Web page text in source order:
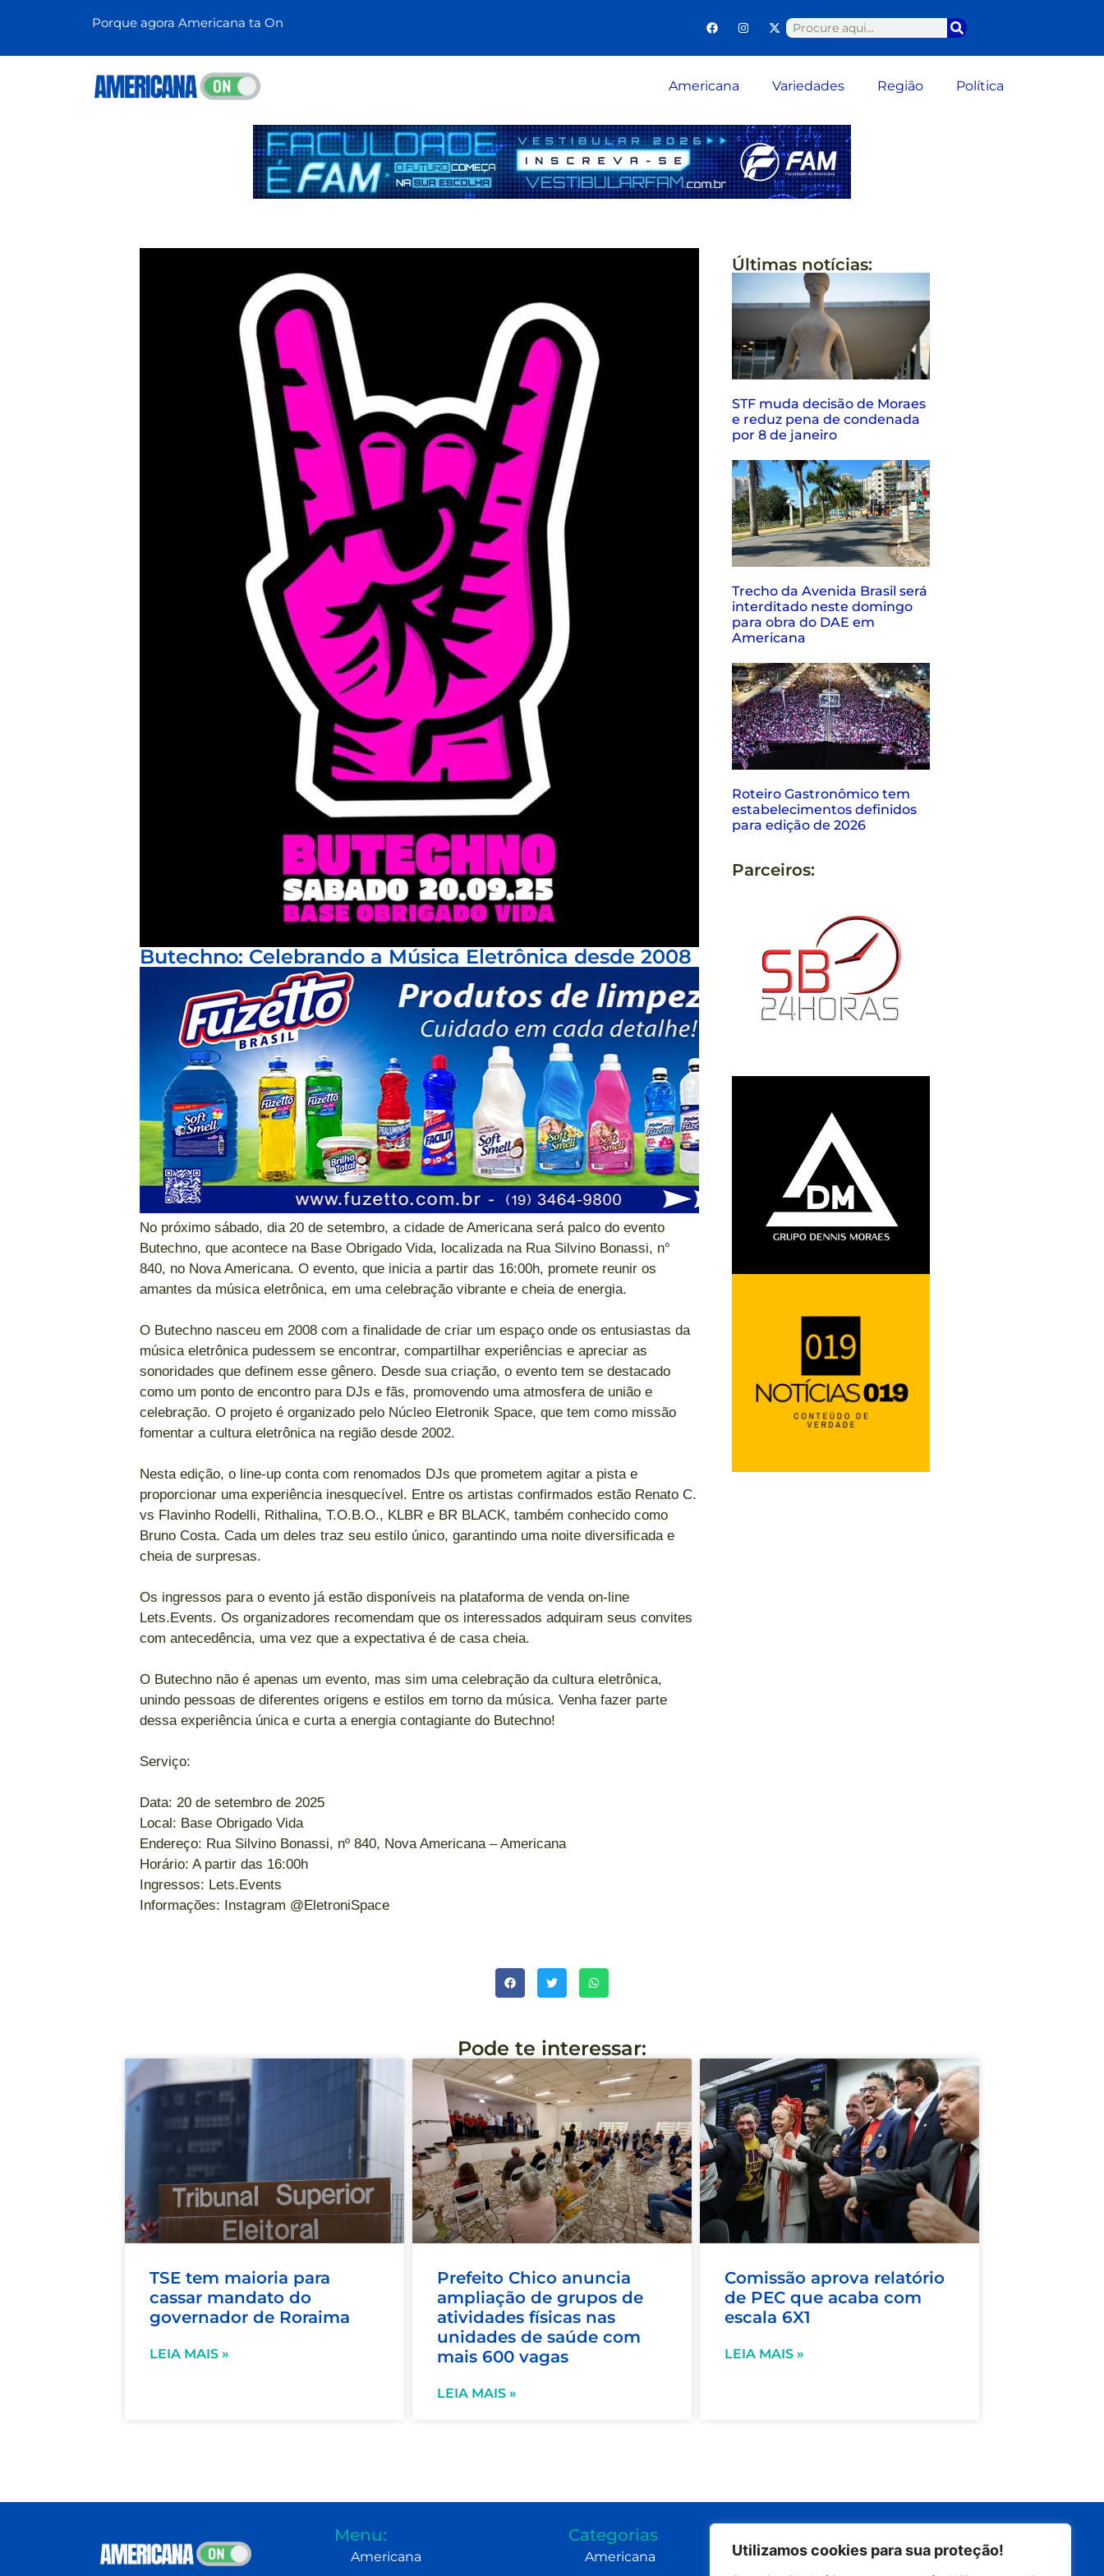
Utilizamos cookies para sua proteção!
Porque agora Americana ta On
Americana Variedades Região Política
Butechno: Celebrando a Música Eletrônica desde 2008
No próximo sábado, dia 20 de setembro, a cidade de Americana será palco do evento
Butechno, que acontece na Base Obrigado Vida, localizada na Rua Silvino Bonassi, n°
840, no Nova Americana. O evento, que inicia a partir das 16:00h, promete reunir os
amantes da música eletrônica, em uma celebração vibrante e cheia de energia.
O Butechno nasceu em 2008 com a finalidade de criar um espaço onde os entusiastas da
música eletrônica pudessem se encontrar, compartilhar experiências e apreciar as
sonoridades que definem esse gênero. Desde sua criação, o evento tem se destacado
como um ponto de encontro para DJs e fãs, promovendo uma atmosfera de união e
celebração. O projeto é organizado pelo Núcleo Eletronik Space, que tem como missão
fomentar a cultura eletrônica na região desde 2002.
Nesta edição, o line-up conta com renomados DJs que prometem agitar a pista e
proporcionar uma experiência inesquecível. Entre os artistas confirmados estão Renato C.
vs Flavinho Rodelli, Rithalina, T.O.B.O., KLBR e BR BLACK, também conhecido como
Bruno Costa. Cada um deles traz seu estilo único, garantindo uma noite diversificada e
cheia de surpresas.
Os ingressos para o evento já estão disponíveis na plataforma de venda on-line
Lets.Events. Os organizadores recomendam que os interessados adquiram seus convites
com antecedência, uma vez que a expectativa é de casa cheia.
O Butechno não é apenas um evento, mas sim uma celebração da cultura eletrônica,
unindo pessoas de diferentes origens e estilos em torno da música. Venha fazer parte
dessa experiência única e curta a energia contagiante do Butechno!
Serviço:
Data: 20 de setembro de 2025
Local: Base Obrigado Vida
Endereço: Rua Silvino Bonassi, nº 840, Nova Americana – Americana
Horário: A partir das 16:00h
Ingressos: Lets.Events
Informações: Instagram @EletroniSpace
Últimas notícias:
STF muda decisão de Moraes
e reduz pena de condenada
por 8 de janeiro
Trecho da Avenida Brasil será
interditado neste domingo
para obra do DAE em
Americana
Roteiro Gastronômico tem
estabelecimentos definidos
para edição de 2026
Parceiros:
Pode te interessar:
TSE tem maioria para
cassar mandato do
governador de Roraima
LEIA MAIS »
Prefeito Chico anuncia
ampliação de grupos de
atividades físicas nas
unidades de saúde com
mais 600 vagas
LEIA MAIS »
Comissão aprova relatório
de PEC que acaba com
escala 6X1
LEIA MAIS »
Menu:
Americana
Categorias
Americana